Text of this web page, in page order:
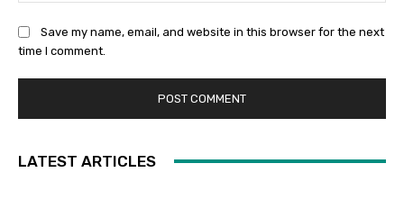
Save my name, email, and website in this browser for the next
time I comment.
LATEST ARTICLES